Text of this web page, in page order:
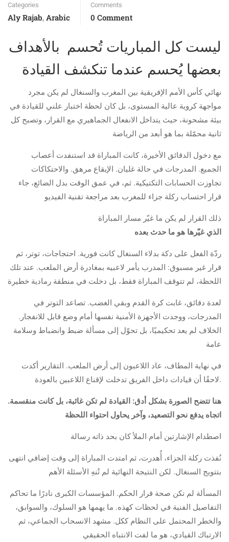
Categories
Aly Rajab, Arabic
Comments
0 Comment
ليست كل المباريات تُحسم بالأهداف
بعضها يُحسم عندما تنكشف القيادة
نهائي كأس الأمم الإفريقية بين المغرب والسنغال لم يكن مجرد
مواجهة كروية عالية المستوى، بل كان لحظة اختبار علني للقيادة في
بيئة مشحونة، حيث يتداخل الانفعال الجماهيري مع القرار، وتصبح كل
ثانية محمّلة بما هو أبعد من الرياضة
مع دخول الدقائق الأخيرة، كانت المباراة قد استنفدت أعصاب
الجميع. المدرجات في حالة غليان. الإيقاع مرهق. والاحتكاكات
تجاوزت الحسابات التكتيكية. ثم، في عمق الوقت بدل الضائع، جاء
قرار احتساب ركلة جزاء للمغرب بعد مراجعة تقنية الفيديو
ذلك القرار لم يكن ما غيّر مسار المباراة
الذي غيّرها هو ما حدث بعده
ردّة الفعل على دكة بدلاء السنغال كانت فورية. احتجاجات، توتر، ثم
قرار غير مسبوق: المدرب يأمر لاعبيه بمغادرة أرض الملعب. عند تلك
اللحظة، لم تتوقف المباراة فقط، بل دخلت في منطقة رمادية خطيرة
لعدة دقائق، غابت كرة القدم وبقي الغضب. تصاعد التوتر في
المدرجات، ووجدت الأجهزة الأمنية نفسها أمام وضع قابل للانفجار.
الخلاف لم يعد تحكيميًا، بل تحوّل إلى مسألة ضبط وانضباط وسلامة
عامة
في نهاية المطاف، عاد اللاعبون إلى أرض الملعب. التقارير أكدت
لاحقًا أن قيادات داخل الفريق تدخلت لإقناع اللاعبين بالعودة.
هنا تتضح الصورة بشكل أدق: القيادة لم تكن غائبة، بل كانت منقسمة.
اتجاه يدفع نحو التصعيد، وآخر يحاول احتواء اللحظة
اصطدام الإشارتين أمام الملأ كان بحد ذاته رسالة
نُفذت ركلة الجزاء، أُهدرت، ثم امتدت المباراة إلى وقت إضافي انتهى
بتتويج السنغال. لكن النتيجة النهائية لم تُنهِ الأسئلة الأهم
المسألة لم تكن صحة قرار الحكم. المؤسسات الكبرى نادرًا ما تحاكم
التفاصيل الفنية في لحظات كهذه. ما يهمها هو السلوك، والسوابق،
والخطر المحتمل على النظام ككل. مشهد الانسحاب الجماعي، ثم
الارتباك القيادي، هو ما لفت الانتباه الحقيقي